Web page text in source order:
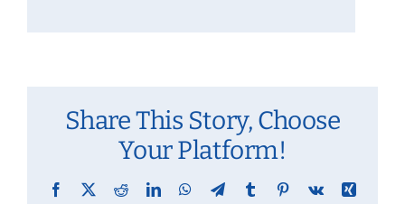
Share This Story, Choose
Your Platform!
Facebook
X RedditLinkedInWhatsApp
TelegramTumblr Pinterest
Vk
Xing